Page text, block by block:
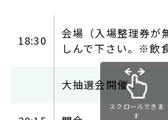
18:30
会場（入場整理券が
しんで下さい。※飲
大抽選会開催！
スクロールできま
す